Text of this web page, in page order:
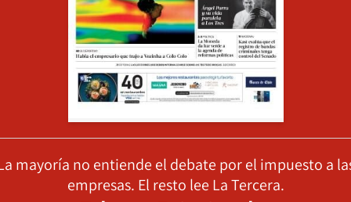
mayoría no entiende el debate por el impuesto a
empresas. El resto lee La Tercera.